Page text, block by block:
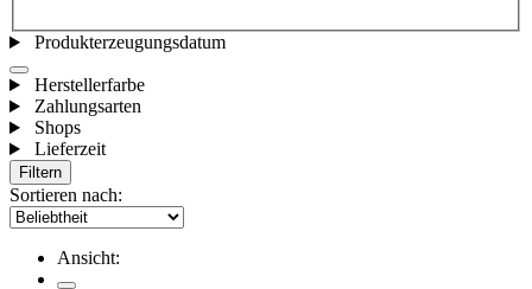
Produkterzeugungsdatum
Herstellerfarbe
Zahlungsarten
Shops
Lieferzeit
Filtern
Sortieren nach:
Ansicht: